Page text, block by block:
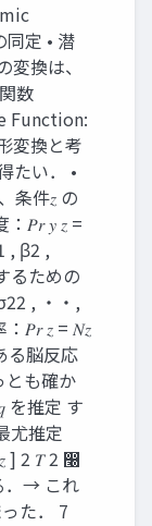
定 • 潜
変換は、
数
Function:
変換と考
たい． •
条件𝑧 の
𝑃𝑟 𝑦 𝑧 =
, β2 ,
るための
, ・・,
𝑃𝑟 𝑧 = 𝑁𝑧
る脳反応
とも確か
を推定 す
尤推定
𝑧 ] 2 𝑇 2 ෠
．→ これ
た． 7